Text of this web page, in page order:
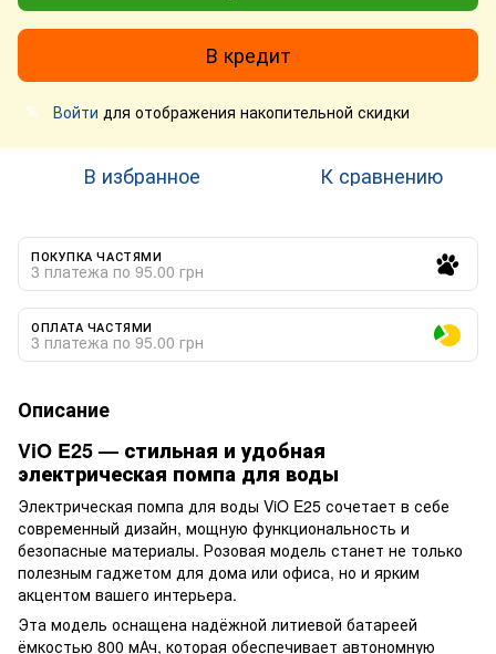
В кредит
% Войти для отображения накопительной скидки
В избранное К сравнению
ПОКУПКА ЧАСТЯМИ
3 платежа по 95.00 грн
ОПЛАТА ЧАСТЯМИ
3 платежа по 95.00 грн
Описание
ViO E25 — стильная и удобная
электрическая помпа для воды
Электрическая помпа для воды ViO E25 сочетает в себе
современный дизайн, мощную функциональность и
безопасные материалы. Розовая модель станет не только
полезным гаджетом для дома или офиса, но и ярким
акцентом вашего интерьера.
Эта модель оснащена надёжной литиевой батареей
ёмкостью 800 мАч, которая обеспечивает автономную